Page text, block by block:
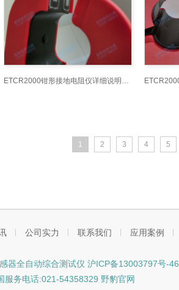
ETCR2000钳形接地电阻仪详细说明书_7
1 2 3 4 5
公司实力 联系我们 应用案例
器全自动综合测试仪 沪ICP备13003797号-46
服务电话:021-54358329 野豹官网